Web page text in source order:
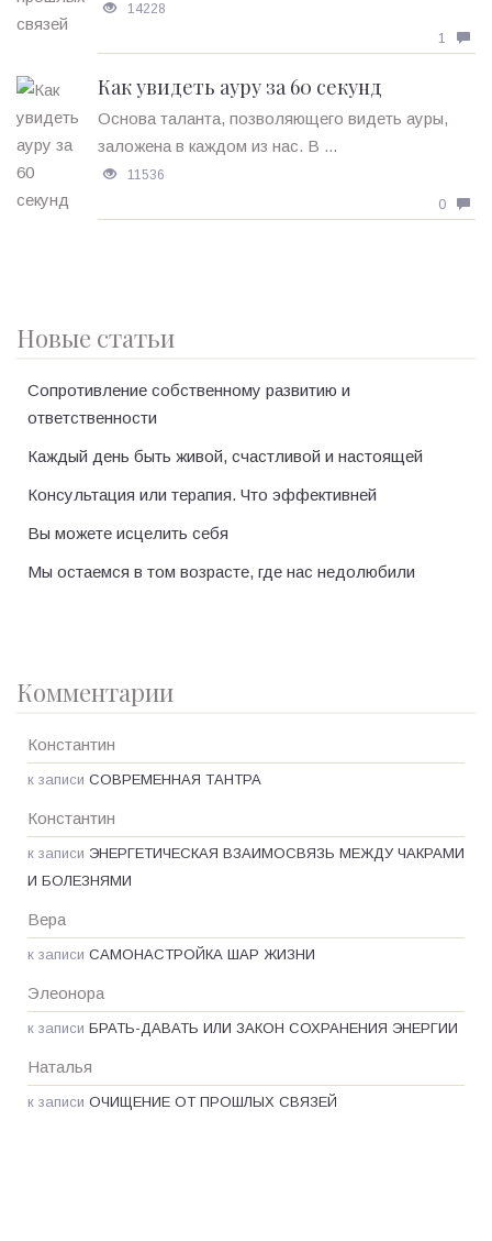
14228
1
Как увидеть ауру за 60 секунд
Основа таланта, позволяющего видеть ауры,
заложена в каждом из нас. В ...
11536
0
Новые статьи
Сопротивление собственному развитию и
ответственности
Каждый день быть живой, счастливой и настоящей
Консультация или терапия. Что эффективней
Вы можете исцелить себя
Мы остаемся в том возрасте, где нас недолюбили
Комментарии
Константин
к записи СОВРЕМЕННАЯ ТАНТРА
Константин
к записи ЭНЕРГЕТИЧЕСКАЯ ВЗАИМОСВЯЗЬ МЕЖДУ ЧАКРАМИ
И БОЛЕЗНЯМИ
Вера
к записи САМОНАСТРОЙКА ШАР ЖИЗНИ
Элеонора
к записи БРАТЬ-ДАВАТЬ ИЛИ ЗАКОН СОХРАНЕНИЯ ЭНЕРГИИ
Наталья
к записи ОЧИЩЕНИЕ ОТ ПРОШЛЫХ СВЯЗЕЙ